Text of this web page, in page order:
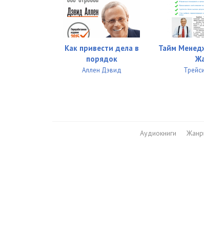
027_dud
028_dud
Как привести дела в
порядок
Аллен Дэвид
Тайм
Аудиокниги